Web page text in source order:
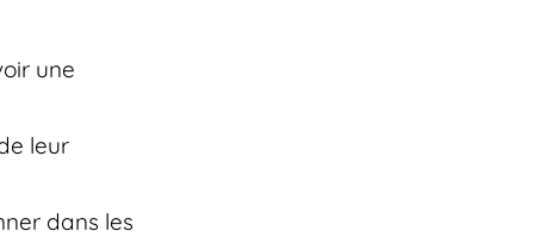
une
leur
dans les